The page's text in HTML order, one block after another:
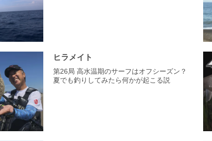
ヒラメイト
第26局 高水温期のサーフはオフシーズン？
夏でも釣りしてみたら何かが起こる説